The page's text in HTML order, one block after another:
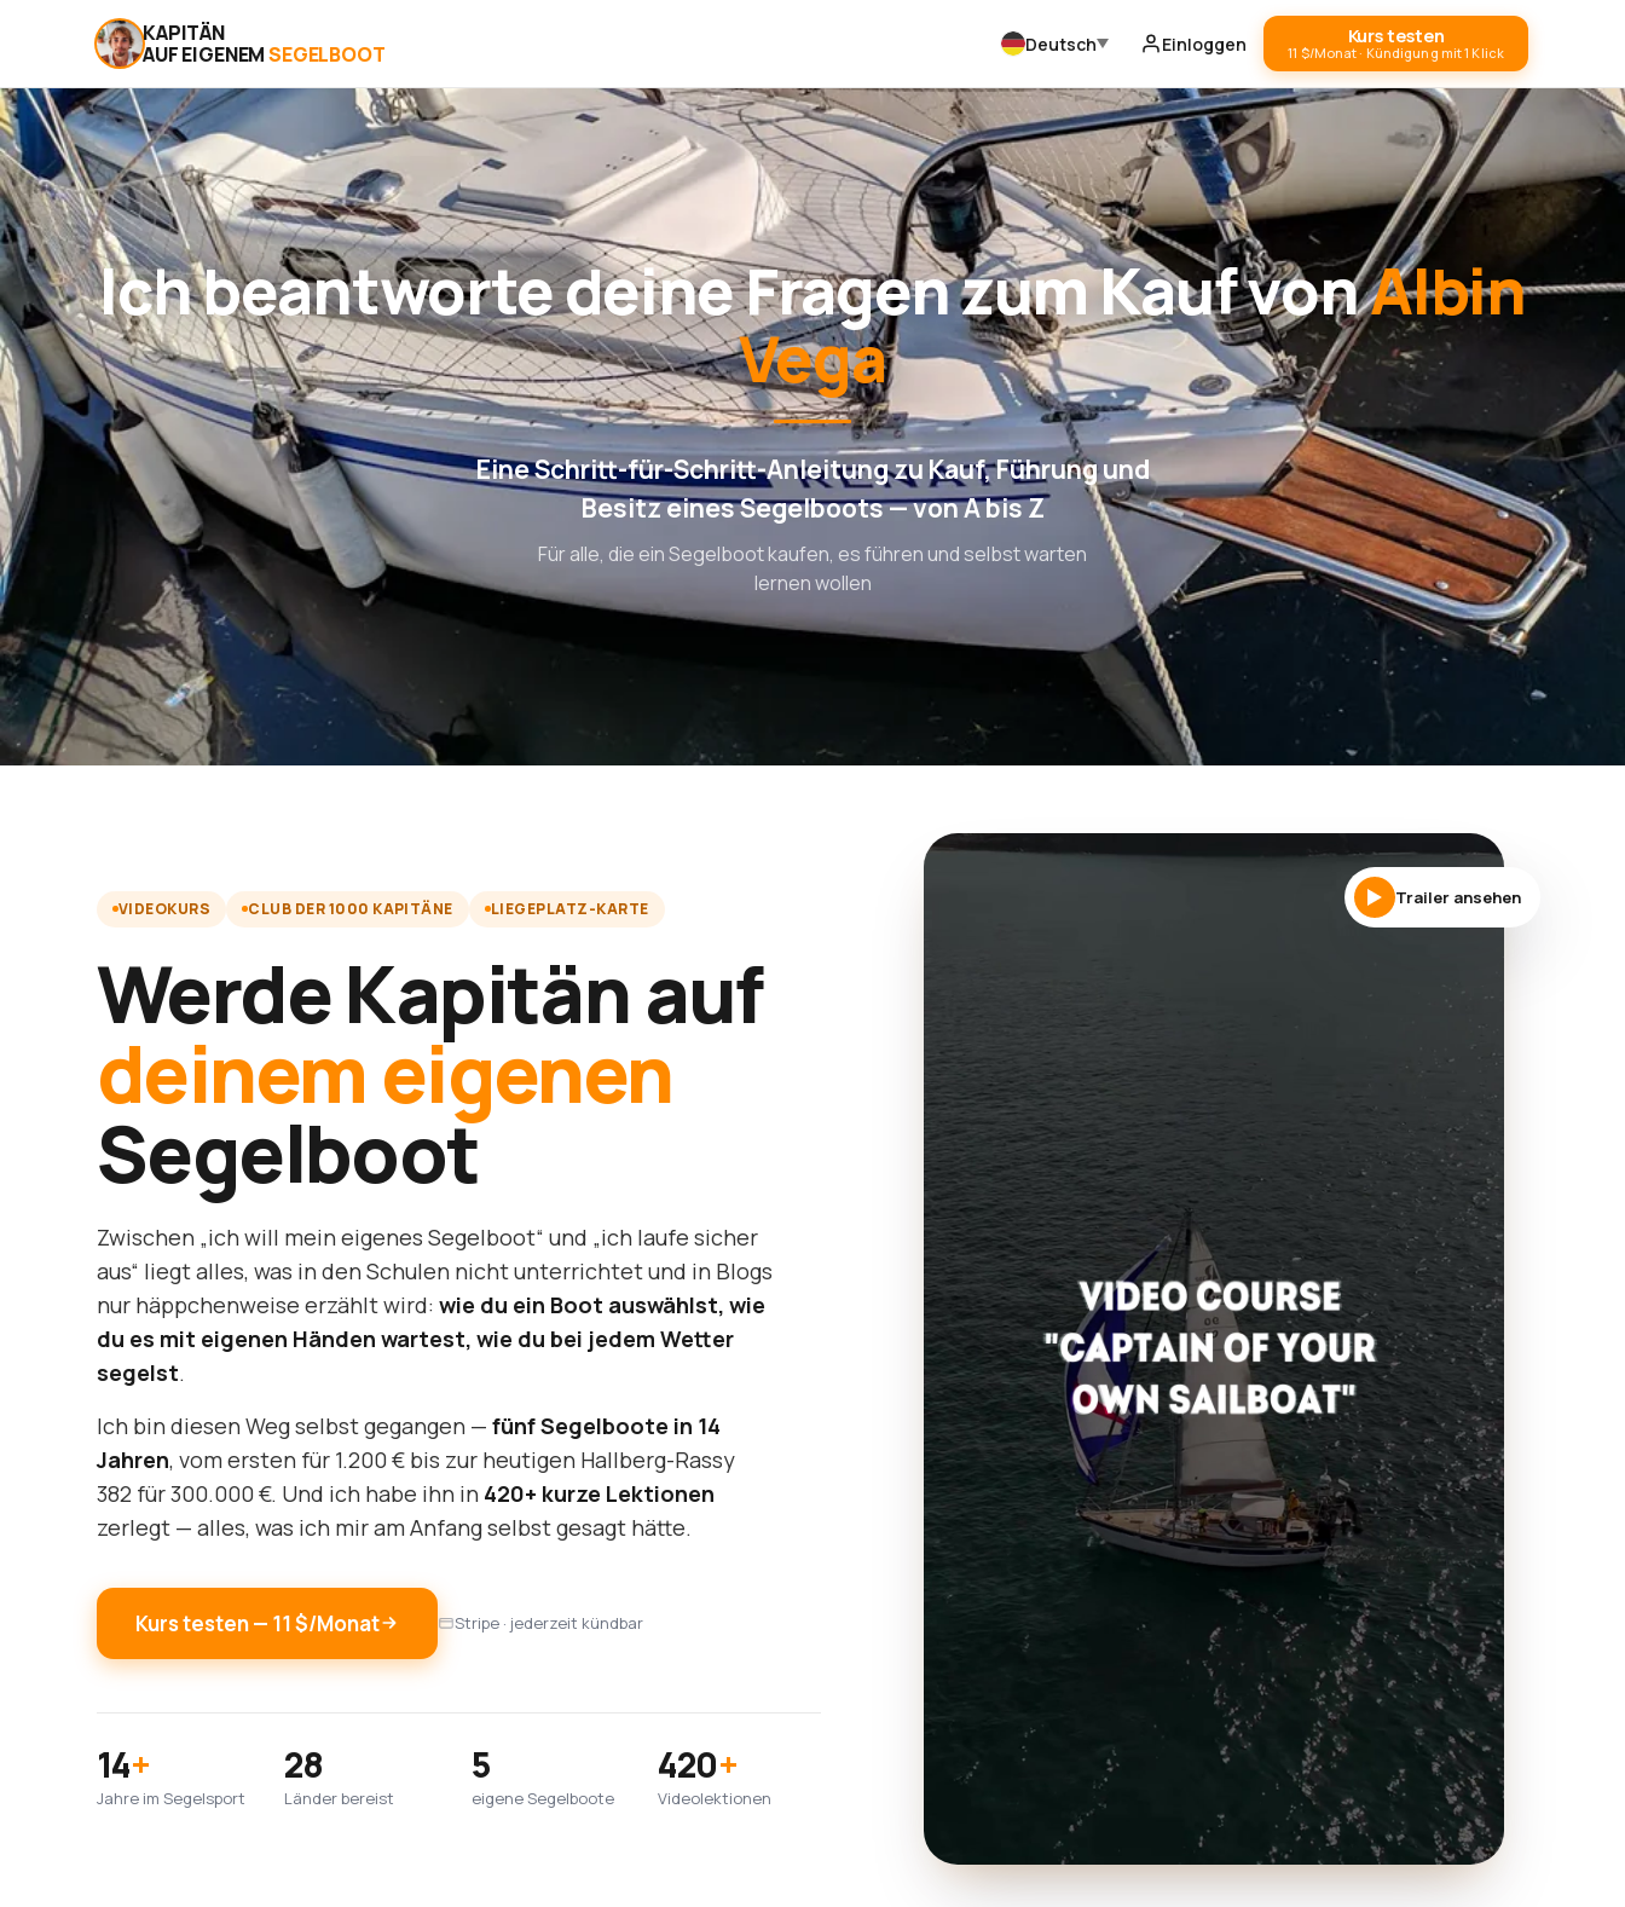
KAPITÄN
AUF EIGENEMSEGELBOOT Deutsch Einloggen Kurs testen
11 $/Monat · Kündigung mit 1 Klick
Ich beantworte deine Fragen zum Kauf vonAlbin
Vega
Eine Schritt-für-Schritt-Anleitung zu Kauf, Führung und
Besitz eines Segelboots — von A bis Z
Für alle, die ein Segelboot kaufen, es führen und selbst warten
lernen wollen
VIDEOKURS CLUB DER 1000 KAPITÄNE LIEGEPLATZ-KARTE
Werde Kapitän auf
deinem eigenen
Segelboot
Zwischen „ich will mein eigenes Segelboot“ und „ich laufe sicher
aus“ liegt alles, was in den Schulen nicht unterrichtet und in Blogs
nur häppchenweise erzählt wird: wie du ein Boot auswählst, wie
du es mit eigenen Händen wartest, wie du bei jedem Wetter
segelst.
Ich bin diesen Weg selbst gegangen — fünf Segelboote in 14
Jahren, vom ersten für 1.200 € bis zur heutigen Hallberg-Rassy
382 für 300.000 €. Und ich habe ihn in 420+ kurze Lektionen
zerlegt — alles, was ich mir am Anfang selbst gesagt hätte.
Kurs testen — 11 $/Monat Stripe · jederzeit kündbar
14+
Jahre im Segelsport
28
Länder bereist
5
eigene Segelboote
420+
Videolektionen
Trailer ansehen